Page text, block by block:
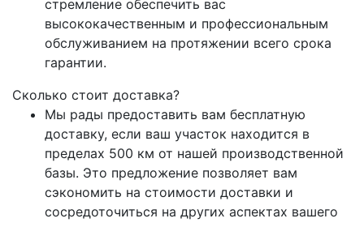
стремление обеспечить вас
высококачественным и профессиональным
обслуживанием на протяжении всего срока
гарантии.
Сколько стоит доставка?
Мы рады предоставить вам бесплатную
доставку, если ваш участок находится в
пределах 500 км от нашей производственной
базы. Это предложение позволяет вам
сэкономить на стоимости доставки и
сосредоточиться на других аспектах вашего